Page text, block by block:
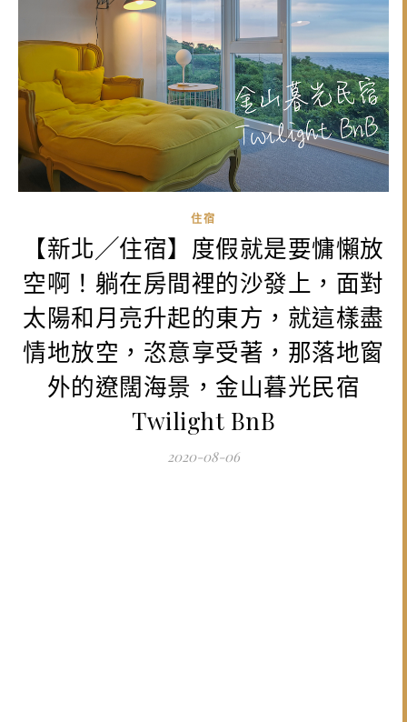
住宿
【新北╱住宿】度假就是要慵懶放
空啊！躺在房間裡的沙發上，面對
太陽和月亮升起的東方，就這樣盡
情地放空，恣意享受著，那落地窗
外的遼闊海景，金山暮光民宿
Twilight BnB
2020-08-06